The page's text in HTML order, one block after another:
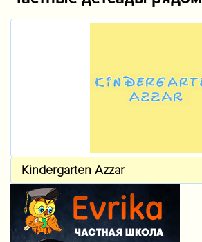
Kindergarten Azzar